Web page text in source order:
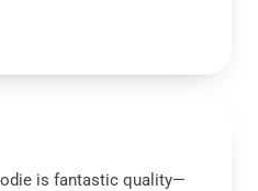
is fantastic quality—